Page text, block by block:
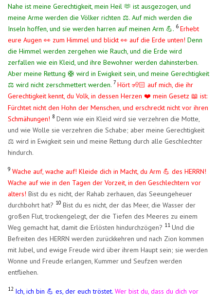
Nahe ist meine Gerechtigkeit, mein Heil 🫶 ist ausgezogen, und
meine Arme werden die Völker richten ⚖️. Auf mich werden die
Inseln hoffen, und sie werden harren auf meinen Arm 💪. 6 Erhebt
eure Augen 👀 zum Himmel und blickt 👀 auf die Erde unten! Denn
die Himmel werden zergehen wie Rauch, und die Erde wird
zerfallen wie ein Kleid, und ihre Bewohner werden dahinsterben.
Aber meine Rettung 🛟 wird in Ewigkeit sein, und meine Gerechtigkeit
⚖️ wird nicht zerschmettert werden. 7 Hört 🧏🏻 auf mich, die ihr
Gerechtigkeit kennt, du Volk, in dessen Herzen ❤️ mein Gesetz📖 ist:
Fürchtet nicht den Hohn der Menschen, und erschreckt nicht vor ihren
Schmähungen! 8 Denn wie ein Kleid wird sie verzehren die Motte,
und wie Wolle sie verzehren die Schabe; aber meine Gerechtigkeit
⚖️ wird in Ewigkeit sein und meine Rettung durch alle Geschlechter
hindurch.
9 Wache auf, wache auf! Kleide dich in Macht, du Arm 💪 des HERRN!
Wache auf wie in den Tagen der Vorzeit, in den Geschlechtern vor
alters! Bist du es nicht, der Rahab zerhauen, das Seeungeheuer
durchbohrt hat? 10 Bist du es nicht, der das Meer, die Wasser der
großen Flut, trockengelegt, der die Tiefen des Meeres zu einem
Weg gemacht hat, damit die Erlösten hindurchzögen? 11 Und die
Befreiten des HERRN werden zurückkehren und nach Zion kommen
mit Jubel, und ewige Freude wird über ihrem Haupt sein; sie werden
Wonne und Freude erlangen, Kummer und Seufzen werden
entfliehen.
12 Ich, ich bin 💪 es, der euch tröstet. Wer bist du, dass du dich vor